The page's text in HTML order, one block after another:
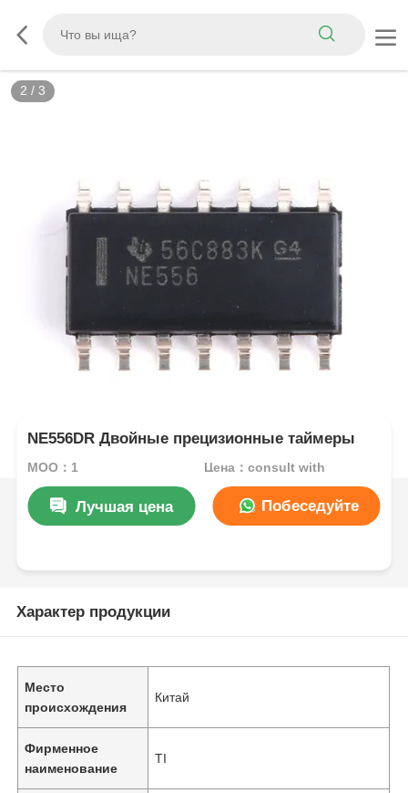
3 / 3
NE556DR Двойные прецизионные таймеры
MOQ：1 Цена：consult with
Лучшая цена Побеседуйте
Характер продукции
Место
происхождения
Китай
Фирменное
наименование
TI